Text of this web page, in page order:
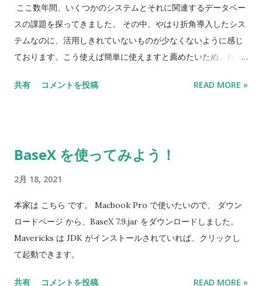
ここ数年間、いくつかのシステムとそれに関連するデータベー
スの課題を探ってきました。 その中、やはり折角導入したシス
テムなのに、活用しきれていないものが少なくないように感じ
ております。こう使えば簡単に使えますと薦めたいため、自作
てインターネットの端末だと、マルウェア等々の情報セキュリ
いたいものをすぐ入れられることではないです。 一番ハードル
方法でした。当院と同じベンダーであれば、同じく通用すると
思います。 最終に辿り着いたのはExcelのVBAとOracle、Sqlサ
ーバ、PostgresSQLとの組み合わせでした。RPAも導入したい
ところですが、とりあえずマウスとキーボード、それからオブ
共有 コメントを投稿 READ MORE »
BaseX を使ってみよう！
2月 18, 2021
本家は こちら です。 Macbook Pro で使いたいので、 ダウン
ロードページ から、BaseX 7.9.jar をダウンロードしました。
Mavericks は JDK がインストールされていれば、クリックし
て起動できます。
共有 コメントを投稿 READ MORE »